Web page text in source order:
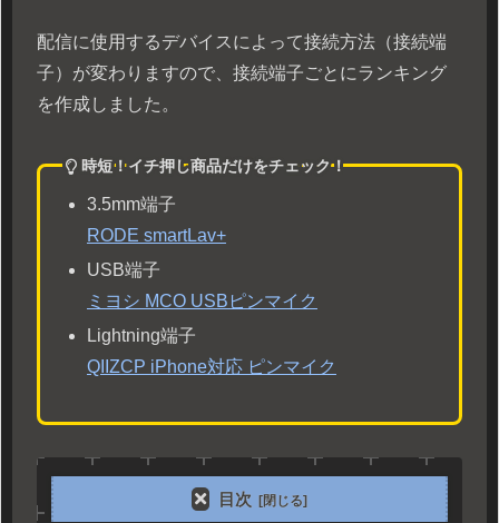
配信に使用するデバイスによって接続方法（接続端
子）が変わりますので、接続端子ごとにランキング
を作成しました。
時短！イチ押し商品だけをチェック！
3.5mm端子
RODE smartLav+
USB端子
ミヨシ MCO USBピンマイク
Lightning端子
QIIZCP iPhone対応 ピンマイク
目次